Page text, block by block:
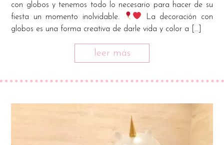
con globos y tenemos todo lo necesario para hacer de su
fiesta un momento inolvidable.
La decoración con
globos es una forma creativa de darle vida y color a […]
leer más